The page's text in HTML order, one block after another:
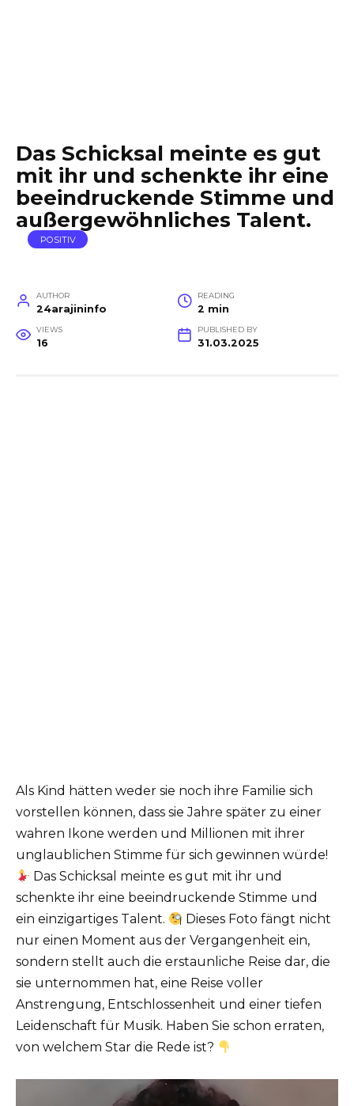
Das Schicksal meinte es gut
mit ihr und schenkte ihr eine
beeindruckende Stimme und
außergewöhnliches Talent.
POSITIV
AUTHOR
24arajininfo
READING
2 min
VIEWS
16
PUBLISHED BY
31.03.2025
Als Kind hätten weder sie noch ihre Familie sich
vorstellen können, dass sie Jahre später zu einer
wahren Ikone werden und Millionen mit ihrer
unglaublichen Stimme für sich gewinnen würde!
Das Schicksal meinte es gut mit ihr und
schenkte ihr eine beeindruckende Stimme und
ein einzigartiges Talent.
Dieses Foto fängt nicht
nur einen Moment aus der Vergangenheit ein,
sondern stellt auch die erstaunliche Reise dar, die
sie unternommen hat, eine Reise voller
Anstrengung, Entschlossenheit und einer tiefen
Leidenschaft für Musik. Haben Sie schon erraten,
von welchem ​​Star die Rede ist?